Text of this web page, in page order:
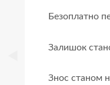
Безоплатно
Залишок
Знос станом